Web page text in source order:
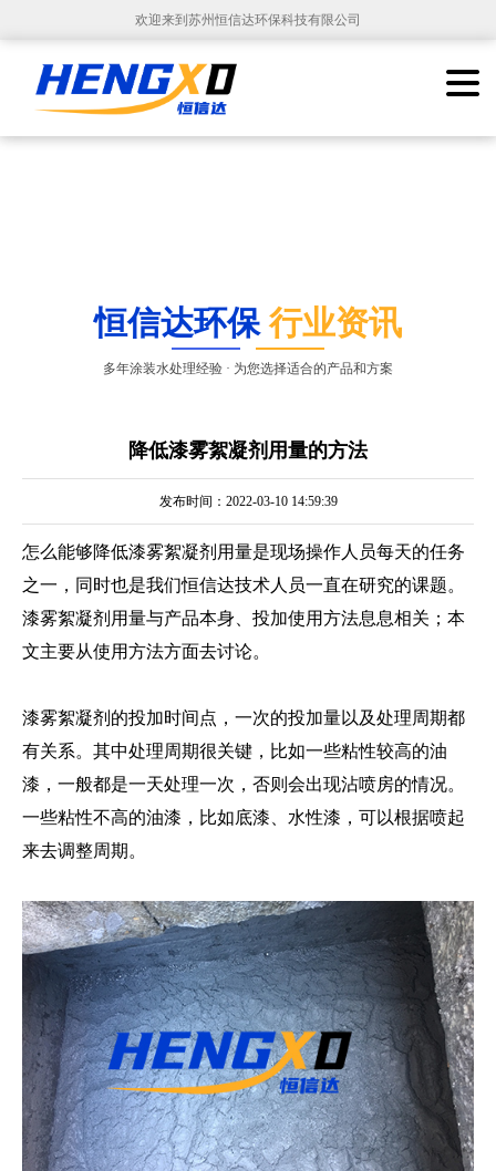
欢迎来到苏州恒信达环保科技有限公司
恒信达环保 行业资讯
多年涂装水处理经验 · 为您选择适合的产品和方案
降低漆雾絮凝剂用量的方法
发布时间：2022-03-10 14:59:39
怎么能够降低漆雾絮凝剂用量是现场操作人员每天的任务
之一，同时也是我们恒信达技术人员一直在研究的课题。
漆雾絮凝剂用量与产品本身、投加使用方法息息相关；本
文主要从使用方法方面去讨论。
漆雾絮凝剂的投加时间点，一次的投加量以及处理周期都
有关系。其中处理周期很关键，比如一些粘性较高的油
漆，一般都是一天处理一次，否则会出现沾喷房的情况。
一些粘性不高的油漆，比如底漆、水性漆，可以根据喷起
来去调整周期。